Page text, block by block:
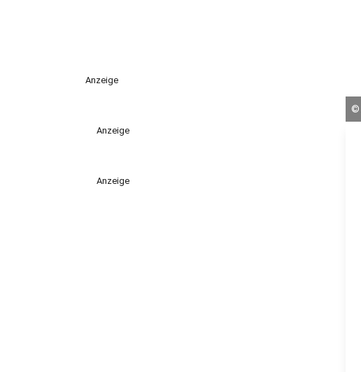
Anzeige
Anzeige
Anzeige
©